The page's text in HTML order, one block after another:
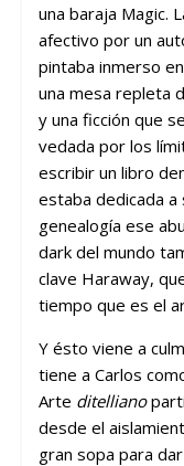
una baraja Magic.
afectivo por un
pintaba inmerso
una mesa repleta
y una ficción que
vedada por los
escribir un libro
estaba dedicada a
genealogía ese
dark del mundo
clave Haraway,
tiempo que es el
Y ésto viene a
tiene a Carlos
Arte ditelliano
desde el
gran sopa para